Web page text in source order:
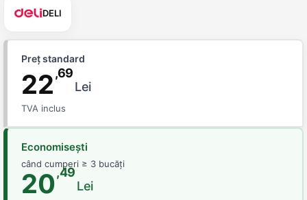
DELI
Preț standard
22,69
Lei
TVA inclus
Economisești
când cumperi ≥ 3 bucăți
20,49
Lei